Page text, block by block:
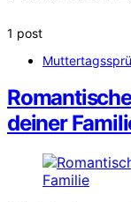
1 post
deiner